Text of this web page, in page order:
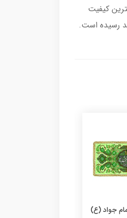
کیفیت
رسیده است.
جواد (ع)